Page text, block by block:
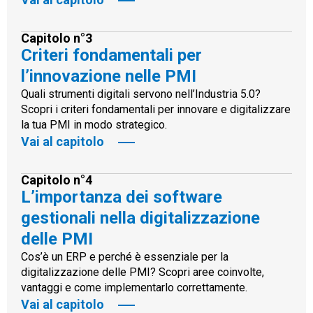
Capitolo n°3
Criteri fondamentali per
l’innovazione nelle PMI
Quali strumenti digitali servono nell’Industria 5.0?
Scopri i criteri fondamentali per innovare e digitalizzare
la tua PMI in modo strategico.
Vai al capitolo
Capitolo n°4
L’importanza dei software
gestionali nella digitalizzazione
delle PMI
Cos’è un ERP e perché è essenziale per la
digitalizzazione delle PMI? Scopri aree coinvolte,
vantaggi e come implementarlo correttamente.
Vai al capitolo